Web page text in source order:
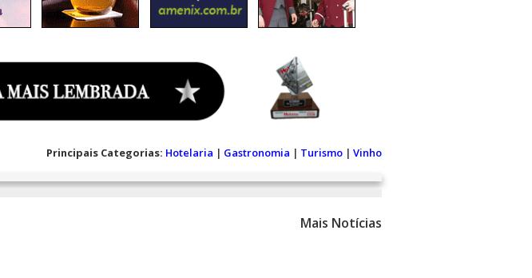
Principais Categorias: Hotelaria | Gastronomia | Turismo | Vinho
Mais Notícias